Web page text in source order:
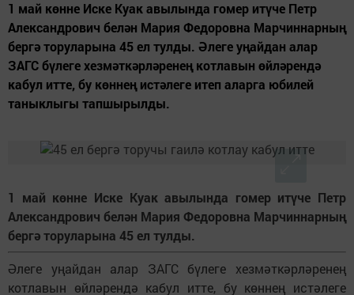
1 май көнне Иске Куак авылында гомер итүче Петр
Александрович белән Мария Федоровна Марчиннарның
бергә торуларына 45 ел тулды. Әлеге уңайдан алар
ЗАГС бүлеге хезмәткәрләренең котлавын өйләрендә
кабул итте, бу көннең истәлеге итеп аларга юбилей
таныклыгы тапшырылды.
1 май көнне Иске Куак авылында гомер итүче Петр
Александрович белән Мария Федоровна Марчиннарның
бергә торуларына 45 ел тулды.
Әлеге уңайдан алар ЗАГС бүлеге хезмәткәрләренең
котлавын өйләрендә кабул итте, бу көннең истәлеге